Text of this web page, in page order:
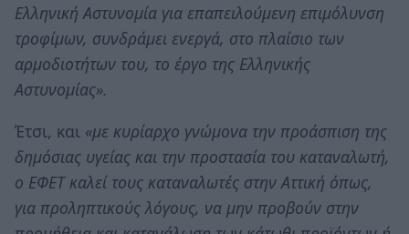
Ελληνική Αστυνομία για επαπειλούμενη επιμόλυνση
τροφίμων, συνδράμει ενεργά, στο πλαίσιο των
αρμοδιοτήτων του, το έργο της Ελληνικής
Αστυνομίας».
Έτσι, και «με κυρίαρχο γνώμονα την προάσπιση της
δημόσιας υγείας και την προστασία του καταναλωτή,
ο ΕΦΕΤ καλεί τους καταναλωτές στην Αττική όπως,
για προληπτικούς λόγους, να μην προβούν στην